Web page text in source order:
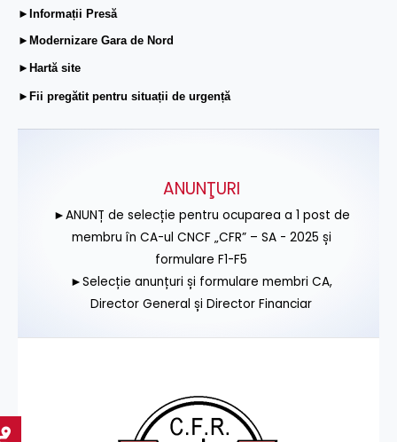
►Informații Presă
►Modernizare Gara de Nord
►Hartă site
►Fii pregătit pentru situații de urgență
ANUNŢURI
►ANUNȚ de selecție pentru ocuparea a 1 post de
membru în CA-ul CNCF „CFR” – SA - 2025 și
formulare F1-F5
►Selecție anunțuri și formulare membri CA,
Director General și Director Financiar